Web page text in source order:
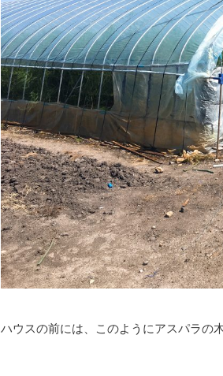
ハウスの前には、このようにアスパラの